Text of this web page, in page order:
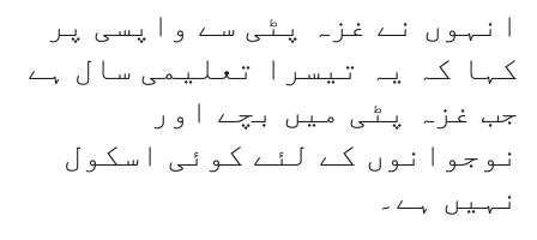
انہوں نے غزہ پٹی سے واپسی پر
کہا کہ یہ تیسرا تعلیمی سال ہے
جب غزہ پٹی میں بچے اور
نوجوانوں کے لئے کوئی اسکول
نہیں ہے۔